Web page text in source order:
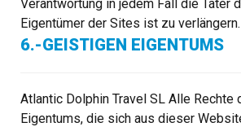
Verantwortung in jedem Fall die Täter
Eigentümer der Sites ist zu verlängern.
6.-GEISTIGEN EIGENTUMS
Atlantic Dolphin Travel SL Alle
Eigentums, die sich aus dieser